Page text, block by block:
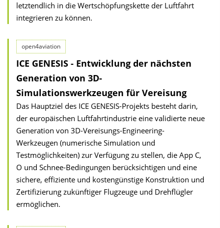
letztendlich in die Wertschöpfungskette der Luftfahrt
integrieren zu können.
open4aviation
ICE GENESIS - Entwicklung der nächsten
Generation von 3D-
Simulationswerkzeugen für Vereisung
Das Hauptziel des ICE GENESIS-Projekts besteht darin,
der europäischen Luftfahrtindustrie eine validierte neue
Generation von 3D-Vereisungs-Engineering-
Werkzeugen (numerische Simulation und
Testmöglichkeiten) zur Verfügung zu stellen, die App C,
O und Schnee-Bedingungen berücksichtigen und eine
sichere, effiziente und kostengünstige Konstruktion und
Zertifizierung zukünftiger Flugzeuge und Drehflügler
ermöglichen.